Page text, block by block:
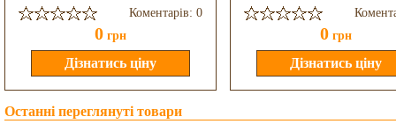
Коментарів: 0
0 грн 0 грн
Останні переглянуті товари